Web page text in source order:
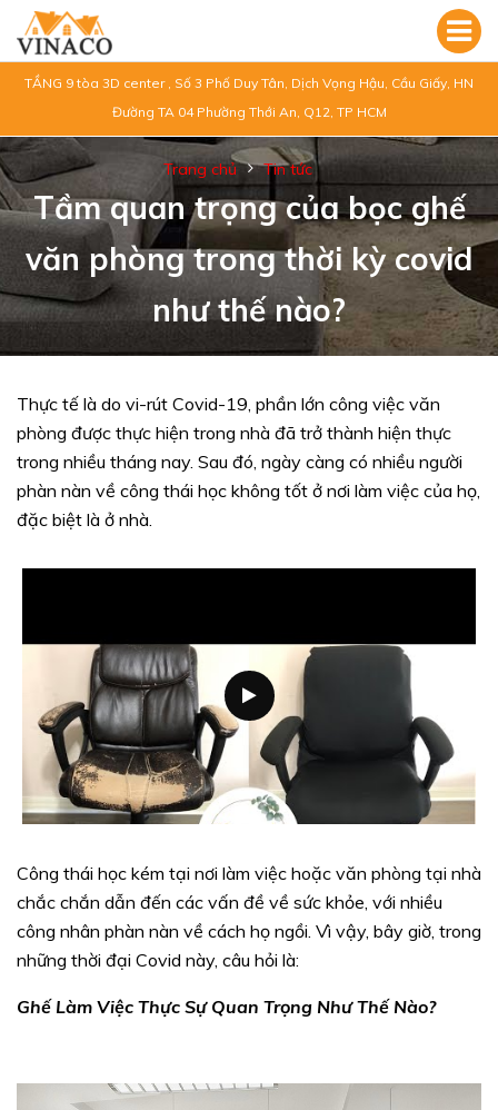
TẦNG 9 tòa 3D center , Số 3 Phố Duy Tân, Dịch Vọng Hậu, Cầu Giấy, HN
Đường TA 04 Phường Thới An, Q12, TP HCM
Trang chủ Tin tức
Tầm quan trọng của bọc ghế
văn phòng trong thời kỳ covid
như thế nào?
Thực tế là do vi-rút Covid-19, phần lớn công việc văn
phòng được thực hiện trong nhà đã trở thành hiện thực
trong nhiều tháng nay. Sau đó, ngày càng có nhiều người
phàn nàn về công thái học không tốt ở nơi làm việc của họ,
đặc biệt là ở nhà.
Công thái học kém tại nơi làm việc hoặc văn phòng tại nhà
chắc chắn dẫn đến các vấn đề về sức khỏe, với nhiều
công nhân phàn nàn về cách họ ngồi. Vì vậy, bây giờ, trong
những thời đại Covid này, câu hỏi là:
Ghế Làm Việc Thực Sự Quan Trọng Như Thế Nào?